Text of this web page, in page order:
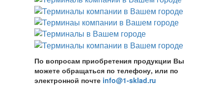
По вопросам приобретения продукции Вы
можете обращаться по телефону, или по
электронной почте info@1-sklad.ru